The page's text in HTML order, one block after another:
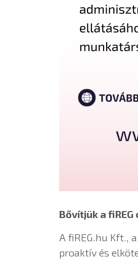
Bővítjük a
A fiREG.hu Kft.,
proaktív és